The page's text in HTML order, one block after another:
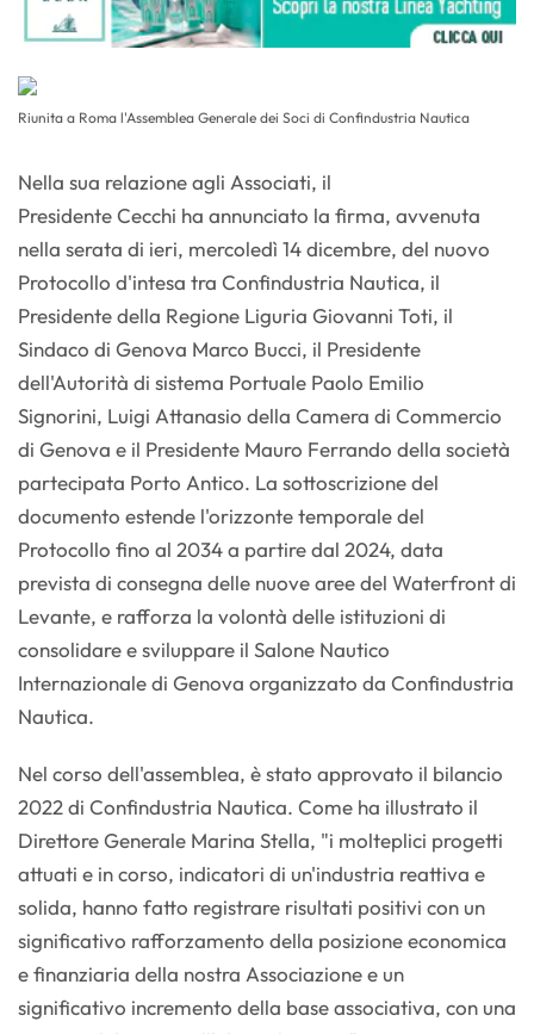
Riunita a Roma l'Assemblea Generale dei Soci di Confindustria Nautica
Nella sua relazione agli Associati, il
Presidente Cecchi ha annunciato la firma, avvenuta
nella serata di ieri, mercoledì 14 dicembre, del nuovo
Protocollo d'intesa tra Confindustria Nautica, il
Presidente della Regione Liguria Giovanni Toti, il
Sindaco di Genova Marco Bucci, il Presidente
dell'Autorità di sistema Portuale Paolo Emilio
Signorini, Luigi Attanasio della Camera di Commercio
di Genova e il Presidente Mauro Ferrando della società
partecipata Porto Antico. La sottoscrizione del
documento estende l'orizzonte temporale del
Protocollo fino al 2034 a partire dal 2024, data
prevista di consegna delle nuove aree del Waterfront di
Levante, e rafforza la volontà delle istituzioni di
consolidare e sviluppare il Salone Nautico
Internazionale di Genova organizzato da Confindustria
Nautica.
Nel corso dell'assemblea, è stato approvato il bilancio
2022 di Confindustria Nautica. Come ha illustrato il
Direttore Generale Marina Stella, "i molteplici progetti
attuati e in corso, indicatori di un'industria reattiva e
solida, hanno fatto registrare risultati positivi con un
significativo rafforzamento della posizione economica
e finanziaria della nostra Associazione e un
significativo incremento della base associativa, con una